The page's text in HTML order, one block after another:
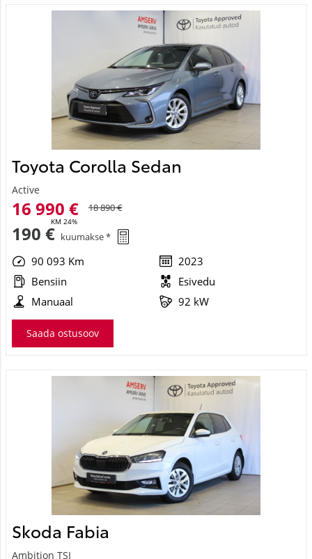
Toyota Corolla Sedan
Active
16 990 €
KM 24%
18 890 €
190 € kuumakse *
90 093 Km
2023
Bensiin
Esivedu
Manuaal
92 kW
Saada ostusoov
Skoda Fabia
Ambition TSI